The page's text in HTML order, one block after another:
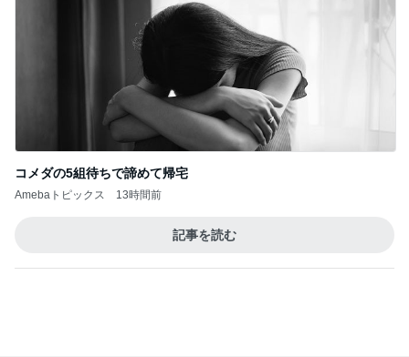
コメダの5組待ちで諦めて帰宅
Amebaトピックス 13時間前
記事を読む